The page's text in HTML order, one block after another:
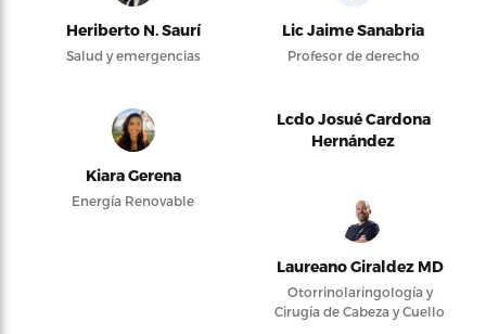
Heriberto N. Saurí
Salud y emergencias
Lic Jaime Sanabria
Profesor de derecho
Kiara Gerena
Energía Renovable
Lcdo Josué Cardona
Hernández
Laureano Giraldez MD
Otorrinolaringología y
Cirugía de Cabeza y Cuello